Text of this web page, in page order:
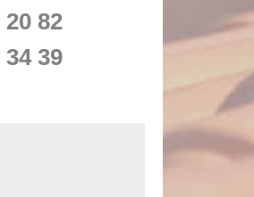
20 82
34 39